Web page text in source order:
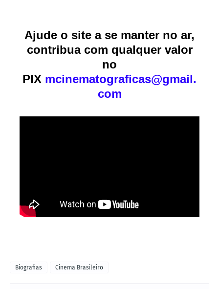
Ajude o site a se manter no ar,
contribua com qualquer valor
no
PIX mcinematograficas@gmail.
com
Biografias Cinema Brasileiro